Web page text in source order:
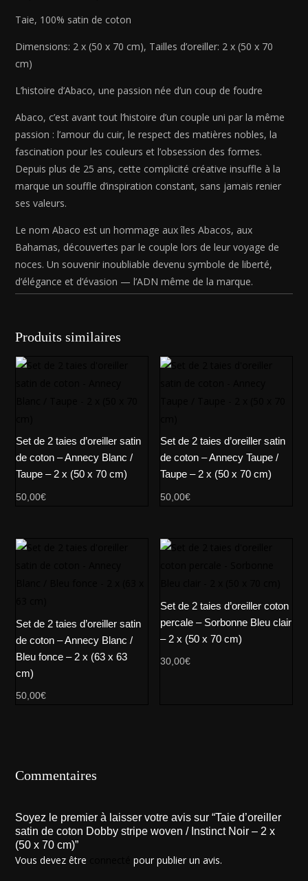
Taie, 100% satin de coton
Dimensions: 2 x (50 x 70 cm), Tailles d’oreiller: 2 x (50 x 70
cm)
L’histoire d’Abaco, une passion née d’un coup de foudre
Abaco, c’est avant tout l’histoire d’un couple uni par la même
passion : l’amour du cuir, le respect des matières nobles, la
fascination pour les couleurs et l’obsession des formes.
Depuis plus de 25 ans, cette complicité créative insuffle à la
marque un souffle d’inspiration constant, sans jamais renier
ses valeurs.
Le nom Abaco est un hommage aux îles Abacos, aux
Bahamas, découvertes par le couple lors de leur voyage de
noces. Un souvenir inoubliable devenu symbole de liberté,
d’élégance et d’évasion — l’ADN même de la marque.
Produits similaires
Set de 2 taies d’oreiller satin
de coton – Annecy Blanc /
Taupe – 2 x (50 x 70 cm)
50,00€
Set de 2 taies d’oreiller satin
de coton – Annecy Taupe /
Taupe – 2 x (50 x 70 cm)
50,00€
Set de 2 taies d’oreiller satin
de coton – Annecy Blanc /
Bleu fonce – 2 x (63 x 63
cm)
50,00€
Set de 2 taies d’oreiller coton
percale – Sorbonne Bleu clair
– 2 x (50 x 70 cm)
30,00€
Commentaires
Soyez le premier à laisser votre avis sur “Taie d’oreiller
satin de coton Dobby stripe woven / Instinct Noir – 2 x
(50 x 70 cm)”
Vous devez être pour publier un avis.